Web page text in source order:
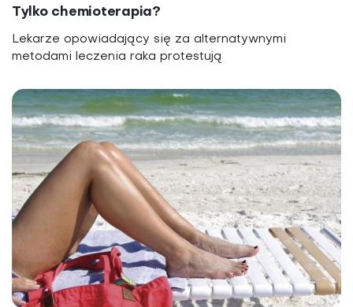
Tylko chemioterapia?
Lekarze opowiadający się za alternatywnymi
metodami leczenia raka protestują